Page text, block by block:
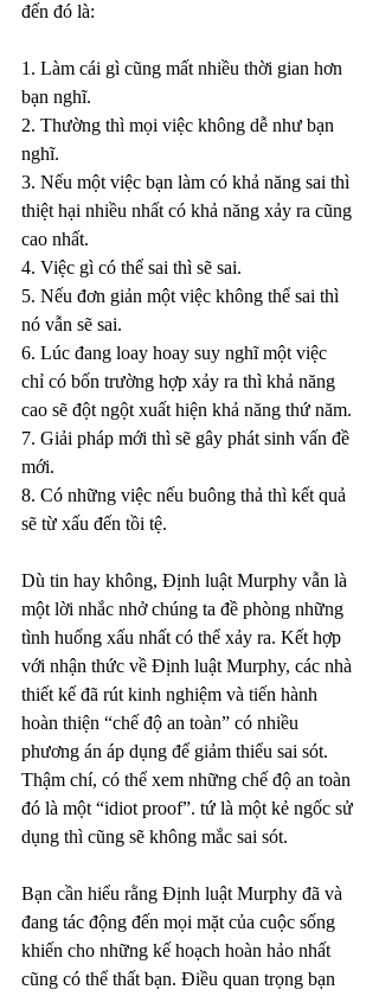
đến đó là:
1. Làm cái gì cũng mất nhiều thời gian hơn
bạn nghĩ.
2. Thường thì mọi việc không dễ như bạn
nghĩ.
3. Nếu một việc bạn làm có khả năng sai thì
thiệt hại nhiều nhất có khả năng xảy ra cũng
cao nhất.
4. Việc gì có thể sai thì sẽ sai.
5. Nếu đơn giản một việc không thể sai thì
nó vẫn sẽ sai.
6. Lúc đang loay hoay suy nghĩ một việc
chỉ có bốn trường hợp xảy ra thì khả năng
cao sẽ đột ngột xuất hiện khả năng thứ năm.
7. Giải pháp mới thì sẽ gây phát sinh vấn đề
mới.
8. Có những việc nếu buông thả thì kết quả
sẽ từ xấu đến tồi tệ.
Dù tin hay không, Định luật Murphy vẫn là
một lời nhắc nhở chúng ta đề phòng những
tình huống xấu nhất có thể xảy ra. Kết hợp
với nhận thức về Định luật Murphy, các nhà
thiết kế đã rút kinh nghiệm và tiến hành
hoàn thiện “chế độ an toàn” có nhiều
phương án áp dụng để giảm thiểu sai sót.
Thậm chí, có thể xem những chế độ an toàn
đó là một “idiot proof”. tứ là một kẻ ngốc sử
dụng thì cũng sẽ không mắc sai sót.
Bạn cần hiểu rằng Định luật Murphy đã và
đang tác động đến mọi mặt của cuộc sống
khiến cho những kế hoạch hoàn hảo nhất
cũng có thể thất bạn. Điều quan trọng bạn